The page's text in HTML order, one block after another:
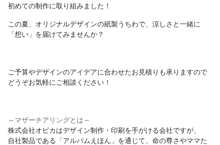
初めての制作に取り組みました！
この夏、オリジナルデザインの紙製うちわで、涼しさと一緒に
「想い」を届けてみませんか？
ご予算やデザインのアイデアに合わせたお見積りも承りますので
どうぞお気軽にご相談ください！
～マザーチアリングとは～
株式会社オピカはデザイン制作・印刷を手がける会社ですが、
自社製品である「アルバムえほん」を通じて、命の尊さやママた